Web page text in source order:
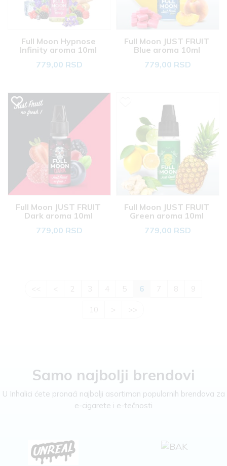
Full Moon Hypnose
Infinity aroma 10ml
779,00 RSD
Full Moon JUST FRUIT
Blue aroma 10ml
779,00 RSD
Full Moon JUST FRUIT
Dark aroma 10ml
779,00 RSD
Full Moon JUST FRUIT
Green aroma 10ml
779,00 RSD
6
Samo najbolji brendovi
U Inhalici ćete pronaći najbolji asortiman popularnih brendova za
e-cigarete i e-tečnosti